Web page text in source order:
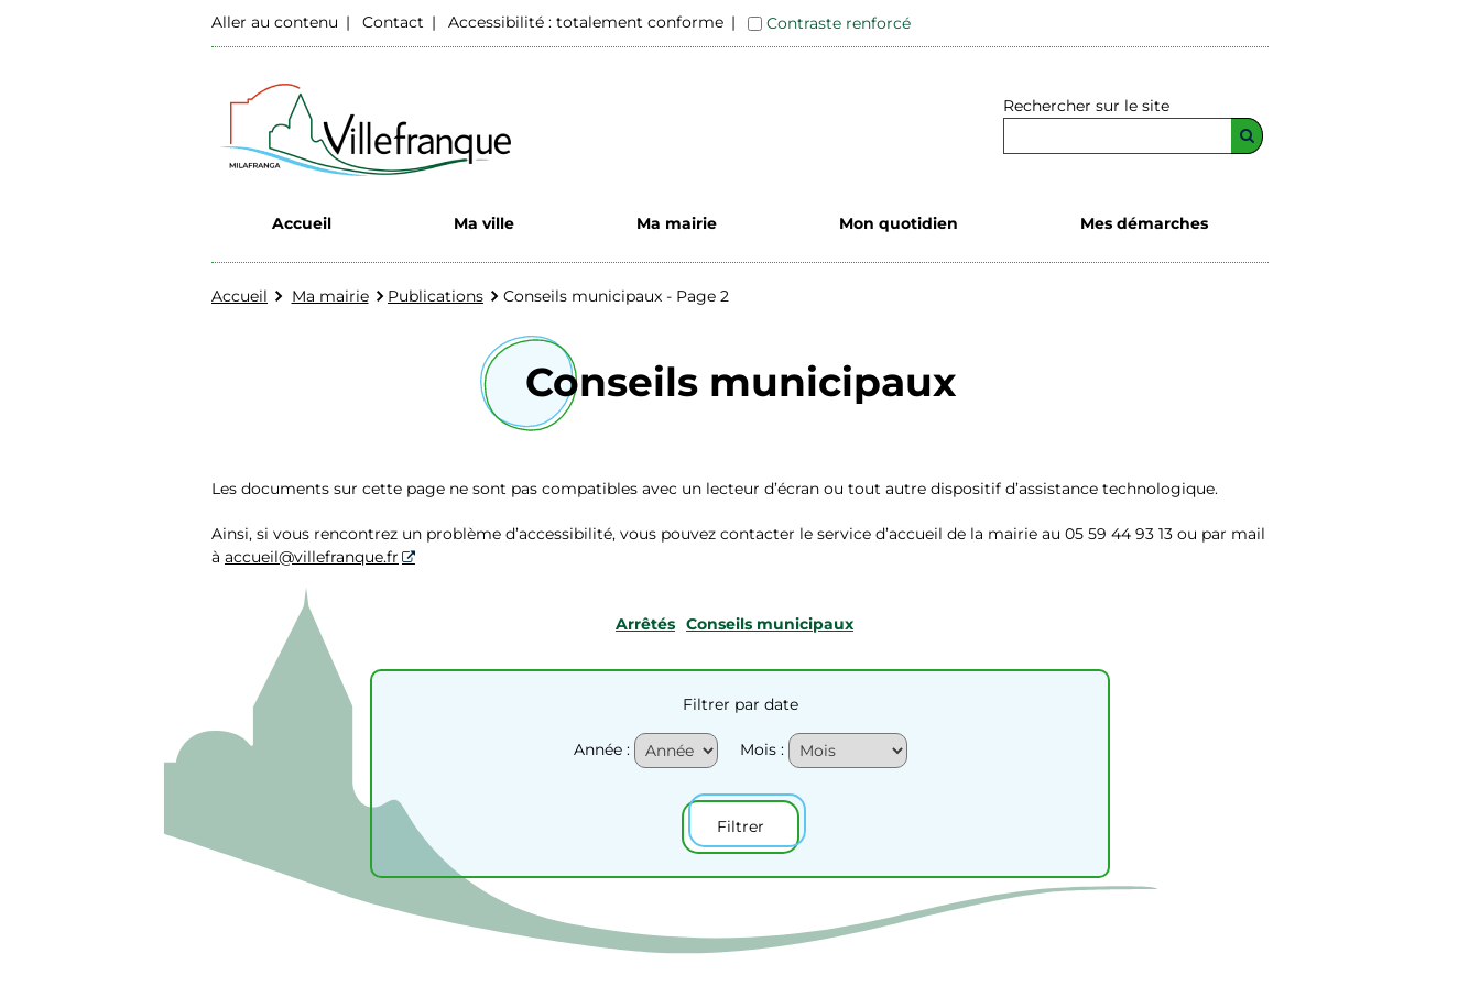
Aller au contenu Contact Accessibilité : totalement conforme Contraste renforcé
Rechercher sur le site
Accueil Ma ville Ma mairie Mon quotidien Mes démarches
Accueil Ma mairie Publications Conseils municipaux - Page 2
Conseils municipaux
Les documents sur cette page ne sont pas compatibles avec un lecteur d’écran ou tout autre dispositif d’assistance technologique.
Ainsi, si vous rencontrez un problème d’accessibilité, vous pouvez contacter le service d’accueil de la mairie au 05 59 44 93 13 ou par mail
à accueil@villefranque.fr
Arrêtés Conseils municipaux
Filtrer par date
Année : Mois :
Filtrer